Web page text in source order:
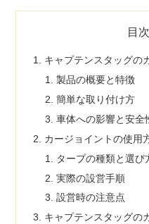
目次
キャプテンスタッグの
製品の概要と特徴
簡単な取り付け方
車体への影響と安全
カージョイントの使用
タープの種類と選び
実際の設営手順
設営時の注意点
キャプテンスタッグの